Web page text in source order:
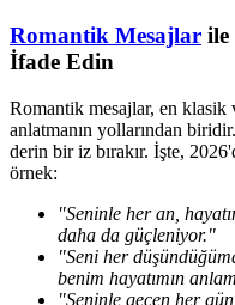
Romantik Mesajlar ile
İfade Edin
Romantik mesajlar, en klasik
anlatmanın yollarından
derin bir iz bırakır. İşte,
örnek:
"Seninle her an,
daha da güçleniyor."
"Seni her
benim hayatımın
"Seninle geçen her